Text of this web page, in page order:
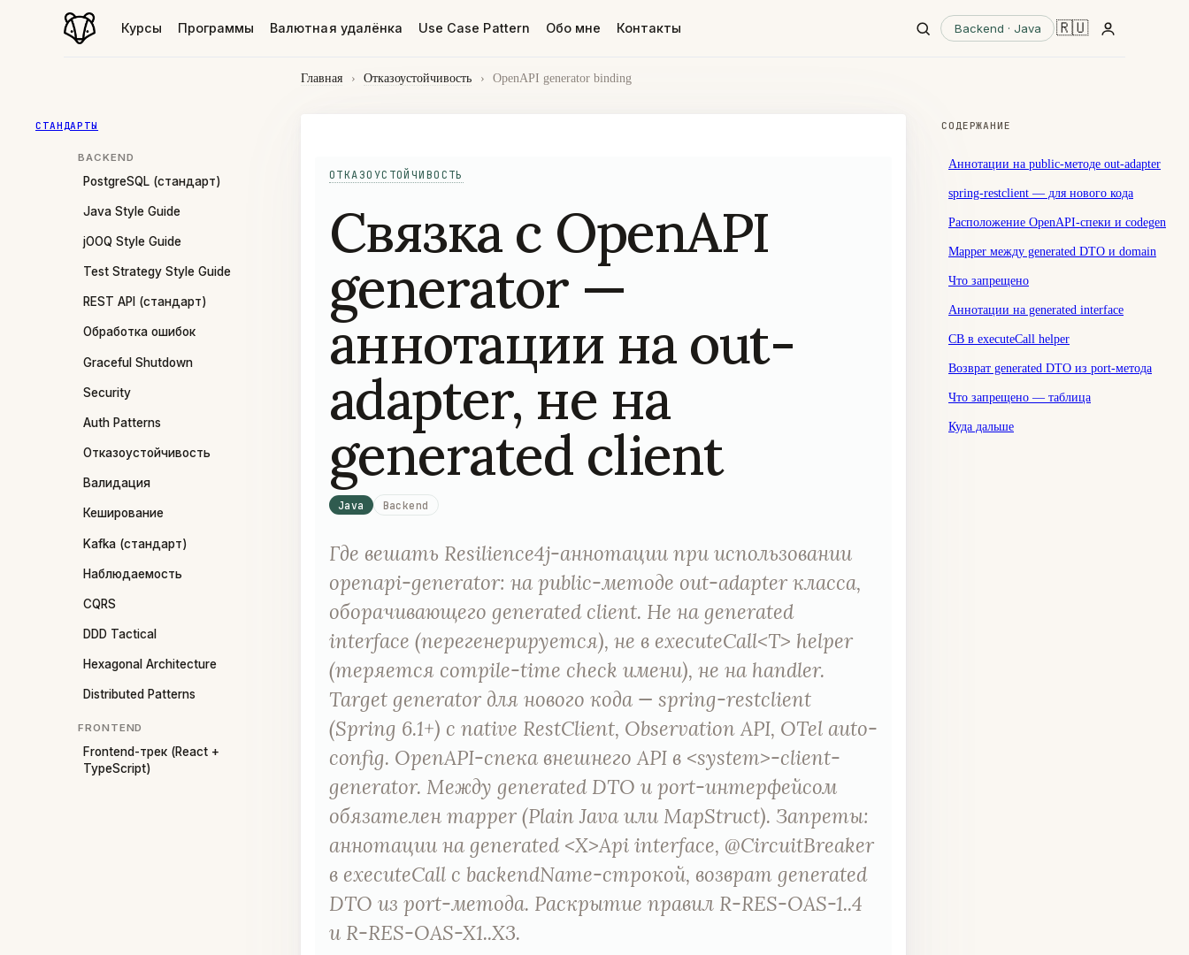
Курсы Программы Валютная удалёнка Use Case Pattern Обо мне Контакты Backend · Java 🇷🇺
СТАНДАРТЫ
BACKEND
PostgreSQL (стандарт)
Java Style Guide
jOOQ Style Guide
Test Strategy Style Guide
REST API (стандарт)
Обработка ошибок
Graceful Shutdown
Security
Auth Patterns
Отказоустойчивость
Валидация
Кеширование
Kafka (стандарт)
Наблюдаемость
CQRS
DDD Tactical
Hexagonal Architecture
Distributed Patterns
FRONTEND
Frontend-трек (React +
TypeScript)
Главная › Отказоустойчивость › OpenAPI generator binding
ОТКАЗОУСТОЙЧИВОСТЬ
Связка с OpenAPI
generator —
аннотации на out-
adapter, не на
generated client
Java Backend
Где вешать Resilience4j-аннотации при использовании
openapi-generator: на public-методе out-adapter класса,
оборачивающего generated client. Не на generated
interface (перегенерируется), не в executeCall<T> helper
(теряется compile-time check имени), не на handler.
Target generator для нового кода — spring-restclient
(Spring 6.1+) с native RestClient, Observation API, OTel auto-
config. OpenAPI-спека внешнего API в <system>-client-
generator. Между generated DTO и port-интерфейсом
обязателен mapper (Plain Java или MapStruct). Запреты:
аннотации на generated <X>Api interface, @CircuitBreaker
в executeCall с backendName-строкой, возврат generated
DTO из port-метода. Раскрытие правил R-RES-OAS-1..4
и R-RES-OAS-X1..X3.
СОДЕРЖАНИЕ
Аннотации на public-методе out-adapter
spring-restclient — для нового кода
Расположение OpenAPI-спеки и codegen
Mapper между generated DTO и domain
Что запрещено
Аннотации на generated interface
CB в executeCall helper
Возврат generated DTO из port-метода
Что запрещено — таблица
Куда дальше